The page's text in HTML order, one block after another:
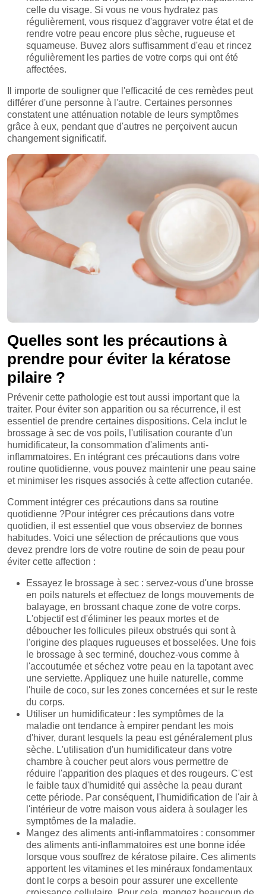
celle du visage. Si vous ne vous hydratez pas
régulièrement, vous risquez d'aggraver votre état et de
rendre votre peau encore plus sèche, rugueuse et
squameuse. Buvez alors suffisamment d'eau et rincez
régulièrement les parties de votre corps qui ont été
affectées.
Il importe de souligner que l'efficacité de ces remèdes peut
différer d'une personne à l'autre. Certaines personnes
constatent une atténuation notable de leurs symptômes
grâce à eux, pendant que d'autres ne perçoivent aucun
changement significatif.
Quelles sont les précautions à
prendre pour éviter la kératose
pilaire ?
Prévenir cette pathologie est tout aussi important que la
traiter. Pour éviter son apparition ou sa récurrence, il est
essentiel de prendre certaines dispositions. Cela inclut le
brossage à sec de vos poils, l'utilisation courante d'un
humidificateur, la consommation d'aliments anti-
inflammatoires. En intégrant ces précautions dans votre
routine quotidienne, vous pouvez maintenir une peau saine
et minimiser les risques associés à cette affection cutanée.
Comment intégrer ces précautions dans sa routine
quotidienne ?Pour intégrer ces précautions dans votre
quotidien, il est essentiel que vous observiez de bonnes
habitudes. Voici une sélection de précautions que vous
devez prendre lors de votre routine de soin de peau pour
éviter cette affection :
Essayez le brossage à sec : servez-vous d'une brosse
en poils naturels et effectuez de longs mouvements de
balayage, en brossant chaque zone de votre corps.
L'objectif est d'éliminer les peaux mortes et de
déboucher les follicules pileux obstrués qui sont à
l'origine des plaques rugueuses et bosselées. Une fois
le brossage à sec terminé, douchez-vous comme à
l'accoutumée et séchez votre peau en la tapotant avec
une serviette. Appliquez une huile naturelle, comme
l'huile de coco, sur les zones concernées et sur le reste
du corps.
Utiliser un humidificateur : les symptômes de la
maladie ont tendance à empirer pendant les mois
d'hiver, durant lesquels la peau est généralement plus
sèche. L'utilisation d'un humidificateur dans votre
chambre à coucher peut alors vous permettre de
réduire l'apparition des plaques et des rougeurs. C'est
le faible taux d'humidité qui assèche la peau durant
cette période. Par conséquent, l'humidification de l'air à
l'intérieur de votre maison vous aidera à soulager les
symptômes de la maladie.
Mangez des aliments anti-inflammatoires : consommer
des aliments anti-inflammatoires est une bonne idée
lorsque vous souffrez de kératose pilaire. Ces aliments
apportent les vitamines et les minéraux fondamentaux
dont le corps a besoin pour assurer une excellente